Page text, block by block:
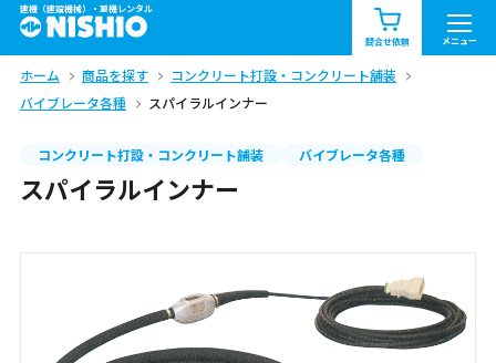
建機（建設機械）・重機レンタル
問合せ依頼 メニュー
商品一覧 お知らせ一覧
問合せ依頼リスト お問合せ
北海道 東北
九州・沖縄（外部）
ホーム 商品を探す
コンクリート打設・コンクリート舗装
バイブレータ各種
スパイラルインナー
コンクリート打設・コンクリート舗装 バイブレータ各種
スパイラルインナー